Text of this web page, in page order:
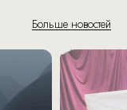
Больше новостей